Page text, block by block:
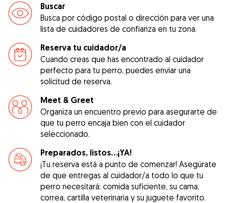
Buscar
Busca por código postal o dirección para ver una
lista de cuidadores de confianza en tu zona.
Reserva tu cuidador/a
Cuando creas que has encontrado al cuidador
perfecto para tu perro, puedes enviar una
solicitud de reserva.
Meet & Greet
Organiza un encuentro previo para asegurarte de
que tu perro encaja bien con el cuidador
seleccionado.
Preparados, listos...¡YA!
¡Tu reserva está a punto de comenzar! Asegúrate
de que entregas al cuidador/a todo lo que tu
perro necesitará: comida suficiente, su cama,
correa, cartilla veterinaria y su juguete favorito.